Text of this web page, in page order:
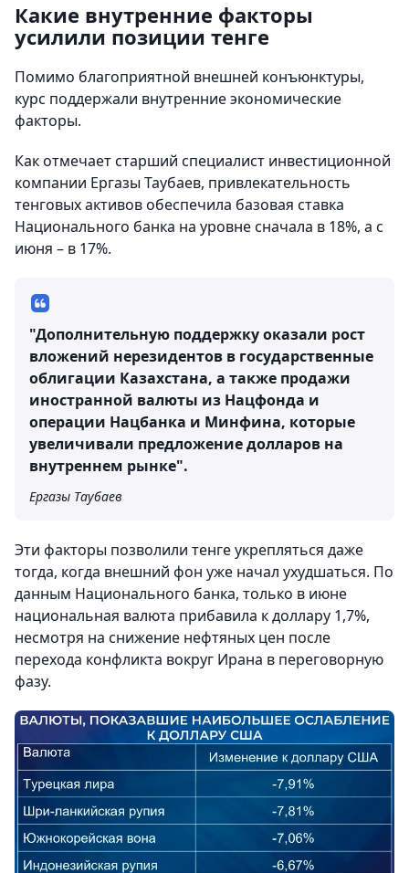
Какие внутренние факторы
усилили позиции тенге
Помимо благоприятной внешней конъюнктуры,
курс поддержали внутренние экономические
факторы.
Как отмечает старший специалист инвестиционной
компании Ергазы Таубаев, привлекательность
тенговых активов обеспечила базовая ставка
Национального банка на уровне сначала в 18%, а с
июня – в 17%.
"Дополнительную поддержку оказали рост
вложений нерезидентов в государственные
облигации Казахстана, а также продажи
иностранной валюты из Нацфонда и
операции Нацбанка и Минфина, которые
увеличивали предложение долларов на
внутреннем рынке".
Ергазы Таубаев
Эти факторы позволили тенге укрепляться даже
тогда, когда внешний фон уже начал ухудшаться. По
данным Национального банка, только в июне
национальная валюта прибавила к доллару 1,7%,
несмотря на снижение нефтяных цен после
перехода конфликта вокруг Ирана в переговорную
фазу.